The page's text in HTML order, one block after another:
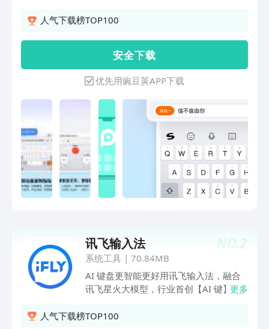
融合大模型技术，带来更智能、贴心的文
******​【专属超大词库】多年沉淀积
累，拥有庞大丰富的中文系统词库，让输
入词汇更精准。【多元输入方式】支持拼
音、手写、语音、笔画、五笔、双拼、拍
照输入、跨屏输入等。【世界各国语种】
110+语种自由切换！日语、韩语、西
语、法语、俄语、德语、意大利语、阿拉
伯语、印尼语，马来语，仓颉，粤语，注
音，藏语，维语等。【快捷输入工具】常
用语、剪贴板、手写找字、拼写检查等功
能，常用语快捷发送，让你的输入更快、
准确传达你的情绪。【精美键盘装扮】千
万用户点赞的皮肤、字体等你来Pick！多
种风格、炫酷动效、自由定制，畅享视觉
盛宴，让你哇哦不停！【可爱电子宠物】
领养专属AI宠物，提供满满的情绪价值，
陪聊、陪玩、陪摸鱼。让你上班也能“带
人气下载榜TOP100
安 全 下 载
优先用豌豆荚APP下载
NO.2
讯飞输入法
系统工具| 70.84MB
AI 键盘更智能更好用讯飞输入法，融合
讯飞星火大模型，行业首创【AI 键】、
音输入高效准确，拼音、手写流畅自如，
更多
人气下载榜TOP100